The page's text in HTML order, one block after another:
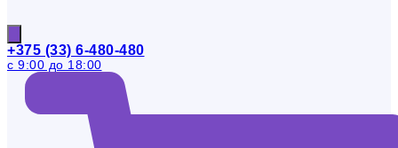
+375 (33) 6-480-480
с 9:00 до 18:00